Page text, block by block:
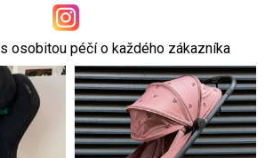
s osobitou péčí o každého zákazníka